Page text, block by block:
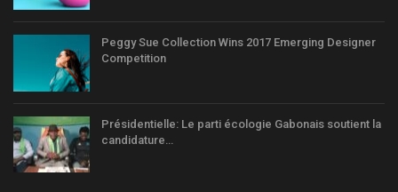
Peggy Sue Collection Wins 2017 Emerging Designer
Competition
Présidentielle: Le parti écologie Gabonais soutient la
candidature…